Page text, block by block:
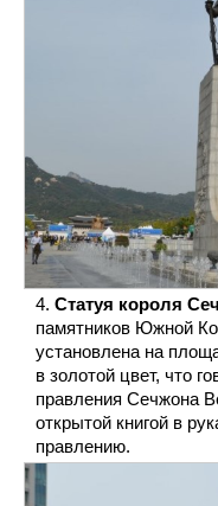
Статуя короля
памятников Южной
установлена на
в золотой цвет, что
правления Сечжона
открытой книгой в
правлению.